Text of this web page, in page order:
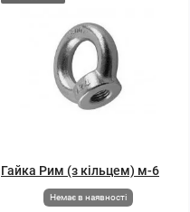
Гайка Рим (з кільцем) м-6
Немає в наявності